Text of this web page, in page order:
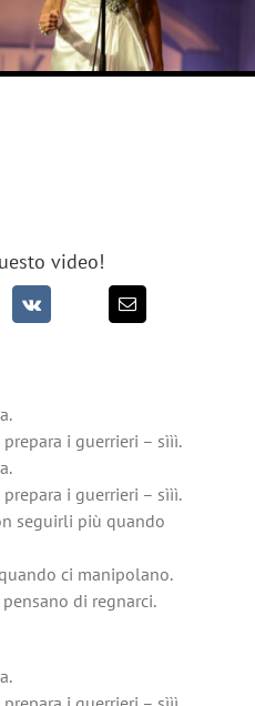
video!
i guerrieri – sììì.
i guerrieri – sììì.
seguirli più quando
ci manipolano.
di regnarci.